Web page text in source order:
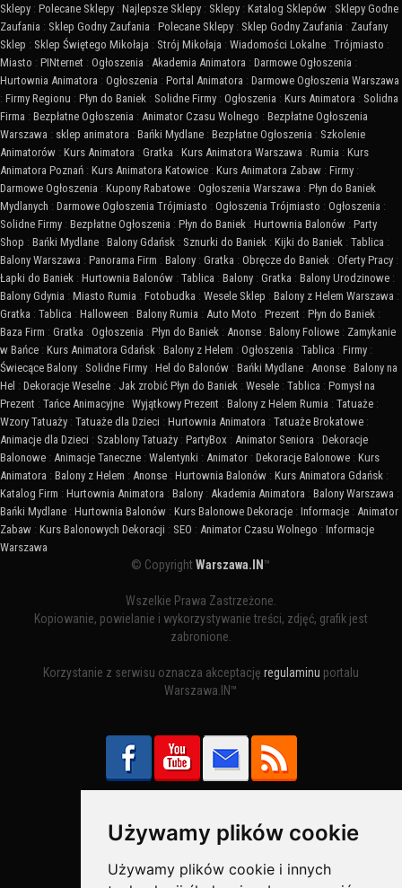
Używamy plików cookie
Używamy plików cookie i innych
Sklepy : Polecane Sklepy : Najlepsze Sklepy : Sklepy : Katalog Sklepów : Sklepy Godne
Zaufania : Sklep Godny Zaufania : Polecane Sklepy : Sklep Godny Zaufania : Zaufany
Sklep : Sklep Świętego Mikołaja : Strój Mikołaja : Wiadomości Lokalne : Trójmiasto :
Miasto : PINternet : Ogłoszenia : Akademia Animatora : Darmowe Ogłoszenia :
Hurtownia Animatora : Ogłoszenia : Portal Animatora : Darmowe Ogłoszenia Warszawa
: Firmy Regionu : Płyn do Baniek : Solidne Firmy : Ogłoszenia : Kurs Animatora : Solidna
Firma : Bezpłatne Ogłoszenia : Animator Czasu Wolnego : Bezpłatne Ogłoszenia
Warszawa : sklep animatora : Bańki Mydlane : Bezpłatne Ogłoszenia : Szkolenie
Animatorów : Kurs Animatora : Gratka : Kurs Animatora Warszawa : Rumia : Kurs
Animatora Poznań : Kurs Animatora Katowice : Kurs Animatora Zabaw : Firmy :
Darmowe Ogłoszenia : Kupony Rabatowe : Ogłoszenia Warszawa : Płyn do Baniek
Mydlanych : Darmowe Ogłoszenia Trójmiasto : Ogłoszenia Trójmiasto : Ogłoszenia :
Solidne Firmy : Bezpłatne Ogłoszenia : Płyn do Baniek : Hurtownia Balonów : Party
Shop : Bańki Mydlane : Balony Gdańsk : Sznurki do Baniek : Kijki do Baniek : Tablica :
Balony Warszawa : Panorama Firm : Balony : Gratka : Obręcze do Baniek : Oferty Pracy :
Łapki do Baniek : Hurtownia Balonów : Tablica : Balony : Gratka : Balony Urodzinowe :
Balony Gdynia : Miasto Rumia : Fotobudka : Wesele Sklep : Balony z Helem Warszawa :
Gratka : Tablica : Halloween : Balony Rumia : Auto Moto : Prezent : Płyn do Baniek :
Baza Firm : Gratka : Ogłoszenia : Płyn do Baniek : Anonse : Balony Foliowe : Zamykanie
w Bańce : Kurs Animatora Gdańsk : Balony z Helem : Ogłoszenia : Tablica : Firmy :
Świecące Balony : Solidne Firmy : Hel do Balonów : Bańki Mydlane : Anonse : Balony na
Hel : Dekoracje Weselne : Jak zrobić Płyn do Baniek : Wesele : Tablica : Pomysł na
Prezent : Tańce Animacyjne : Wyjątkowy Prezent : Balony z Helem Rumia : Tatuaże :
Wzory Tatuaży : Tatuaże dla Dzieci : Hurtownia Animatora : Tatuaże Brokatowe :
Animacje dla Dzieci : Szablony Tatuaży : PartyBox : Animator Seniora : Dekoracje
Balonowe : Animacje Taneczne : Walentynki : Animator : Dekoracje Balonowe : Kurs
Animatora : Balony z Helem : Anonse : Hurtownia Balonów : Kurs Animatora Gdańsk :
Katalog Firm : Hurtownia Animatora : Balony : Akademia Animatora : Balony Warszawa :
Bańki Mydlane : Hurtownia Balonów : Kurs Balonowe Dekoracje : Informacje : Animator
Zabaw : Kurs Balonowych Dekoracji : SEO : Animator Czasu Wolnego : Informacje
Warszawa
© CopyrightWarszawa.IN ™
Wszelkie Prawa Zastrzeżone.
Kopiowanie, powielanie i wykorzystywanie treści, zdjęć, grafik jest
zabronione.
Korzystanie z serwisu oznacza akceptację regulaminu portalu
Warszawa.IN™
Bezpieczne Płatności obsługuje: